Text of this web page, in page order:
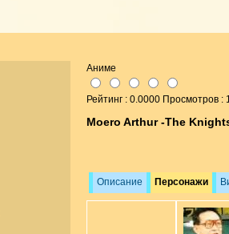
Аниме
Рейтинг : 0.0000 Просмотров :
Moero Arthur -The
Описание Персонажи